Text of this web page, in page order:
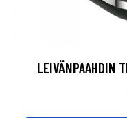
LEIVÄNPAAHDIN